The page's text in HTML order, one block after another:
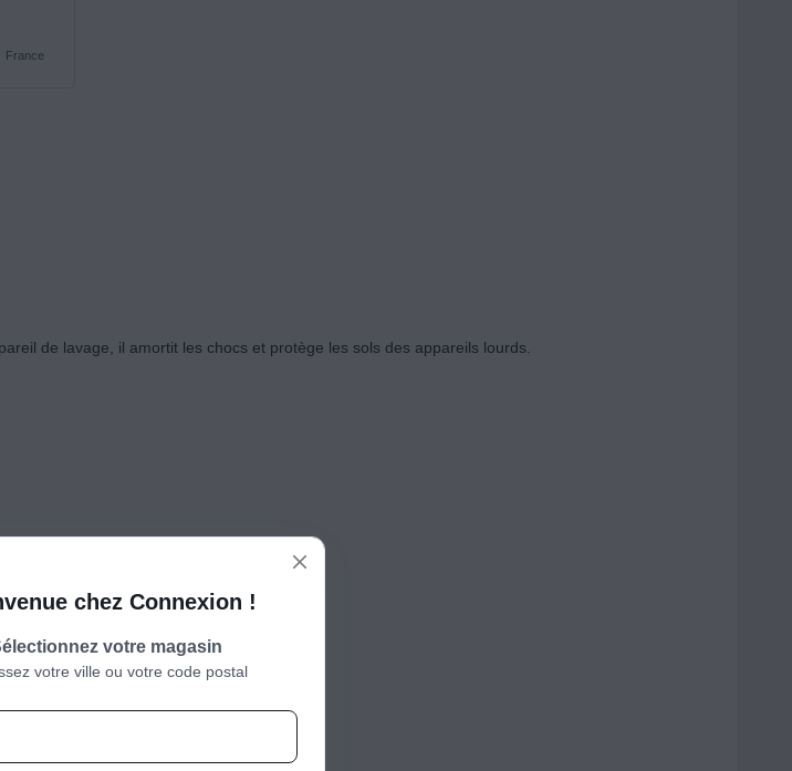
France
de lavage, il amortit les chocs et protège les sols des appareils lourds.
chez Connexion !
votre magasin
votre ville ou votre code postal